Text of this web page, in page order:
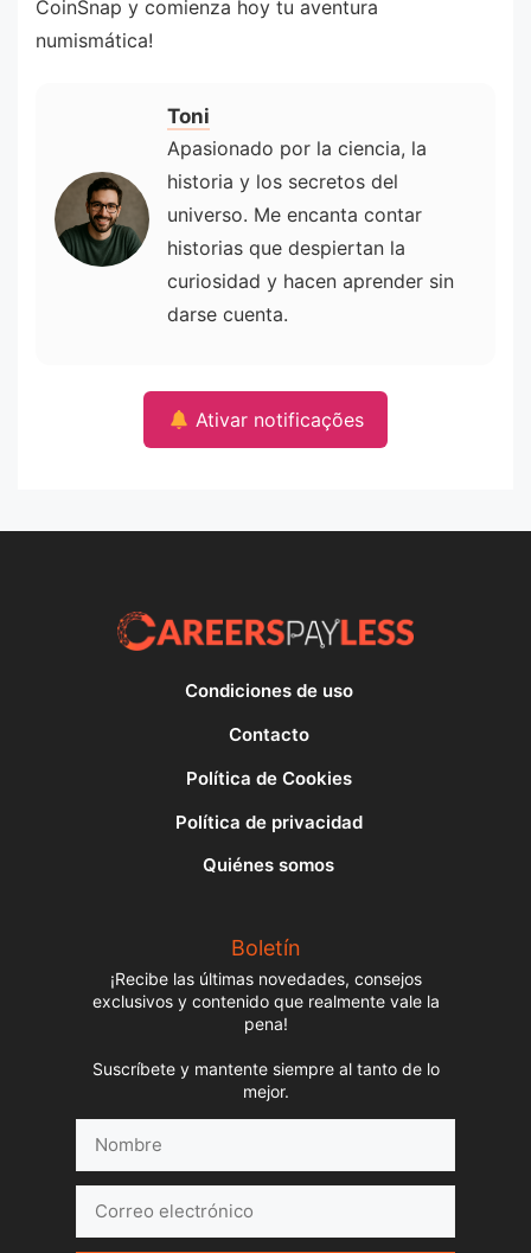
CoinSnap y comienza hoy tu aventura
numismática!
Toni
Apasionado por la ciencia, la
historia y los secretos del
universo. Me encanta contar
historias que despiertan la
curiosidad y hacen aprender sin
darse cuenta.
Ativar notificações
Condiciones de uso
Contacto
Política de Cookies
Política de privacidad
Quiénes somos
Boletín
¡Recibe las últimas novedades, consejos
exclusivos y contenido que realmente vale la
pena!
Suscríbete y mantente siempre al tanto de lo
mejor.
electrónico